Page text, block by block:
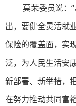
莫荣委员说：
出，要健全灵活就
保险的覆盖面，实
泛，为人民生活安
新部署、新举措，
在努力推动共同富